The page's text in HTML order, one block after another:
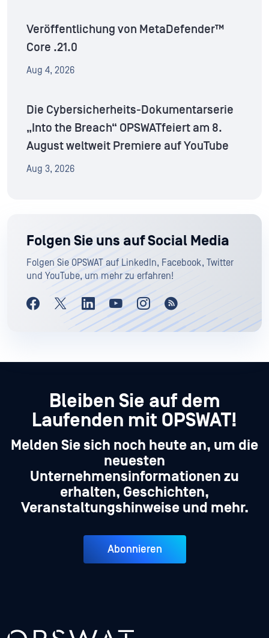
Veröffentlichung von MetaDefender™
Core .21.0
Aug 4, 2026
Die Cybersicherheits-Dokumentarserie
„Into the Breach“ OPSWATfeiert am 8.
August weltweit Premiere auf YouTube
Aug 3, 2026
Folgen Sie uns auf Social Media
Folgen Sie OPSWAT auf LinkedIn, Facebook, Twitter
und YouTube, um mehr zu erfahren!
Bleiben Sie auf dem
Laufenden mit OPSWAT!
Melden Sie sich noch heute an, um die
neuesten
Unternehmensinformationen zu
erhalten, Geschichten,
Veranstaltungshinweise und mehr.
Abonnieren